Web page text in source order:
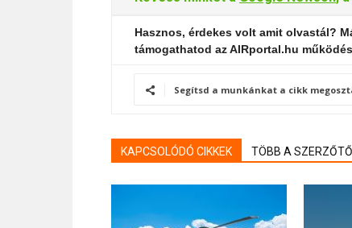
Hasznos, érdekes volt amit olvastál?
támogathatod az AIRportal.hu
Segítsd a munkánkat a cikk
KAPCSOLÓDÓ CIKKEK TÖBB A